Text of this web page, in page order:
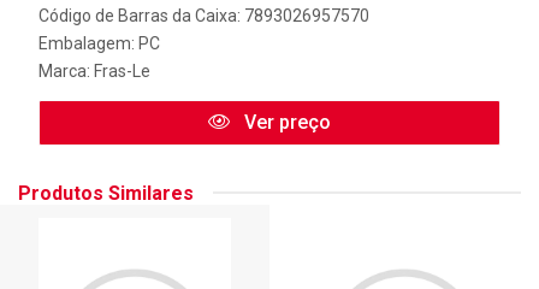
Código de Barras da Caixa: 7893026957570
Embalagem: PC
Marca: Fras-Le
Ver preço
Produtos Similares